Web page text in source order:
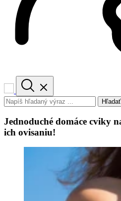
Hľadať
Jednoduché domáce cviky
ich ovisaniu!